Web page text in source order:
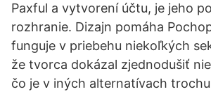
Paxful a vytvorení účtu, je jeho
rozhranie. Dizajn pomáha
funguje v priebehu niekoľkých
že tvorca dokázal zjednodušiť
čo je v iných alternatívach trochu